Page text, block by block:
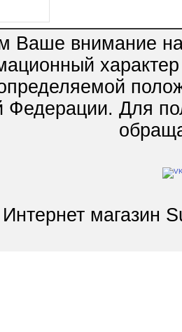
Ваше внимание на
Федерации. Для
магазин